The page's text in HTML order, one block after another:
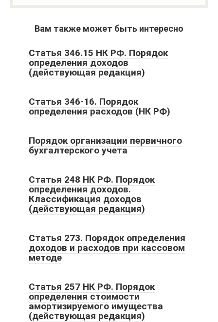
Вам также может быть интересно
Статья 346.15 НК РФ. Порядок
определения доходов
(действующая редакция)
Статья 346-16. Порядок
определения расходов (НК РФ)
Порядок организации первичного
бухгалтерского учета
Статья 248 НК РФ. Порядок
определения доходов.
Классификация доходов
(действующая редакция)
Статья 273. Порядок определения
доходов и расходов при кассовом
методе
Статья 257 НК РФ. Порядок
определения стоимости
амортизируемого имущества
(действующая редакция)